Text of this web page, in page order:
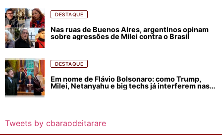
DESTAQUE
Nas ruas de Buenos Aires, argentinos opinam
sobre agressões de Milei contra o Brasil
DESTAQUE
Em nome de Flávio Bolsonaro: como Trump,
Milei, Netanyahu e big techs já interferem nas
Tweets by cbaraodeitarare